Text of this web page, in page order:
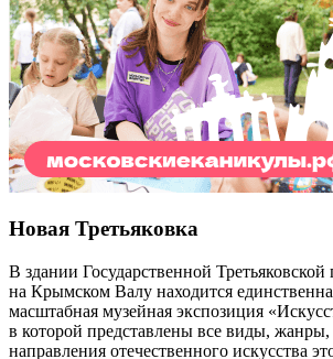
Новая Третьяковка
В здании Государственной Третьяковской
на Крымском Валу находится
масштабная музейная экспозиция
в которой представлены все виды, жанры,
направления отечественного искусства